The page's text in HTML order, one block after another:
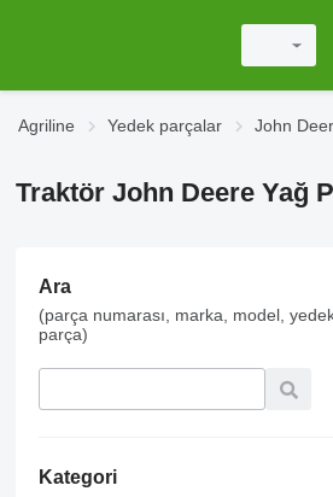
Agriline Yedek parçalar John
Traktör John Deere Yağ
Ara
(parça numarası, marka, model,
parça)
Kategori